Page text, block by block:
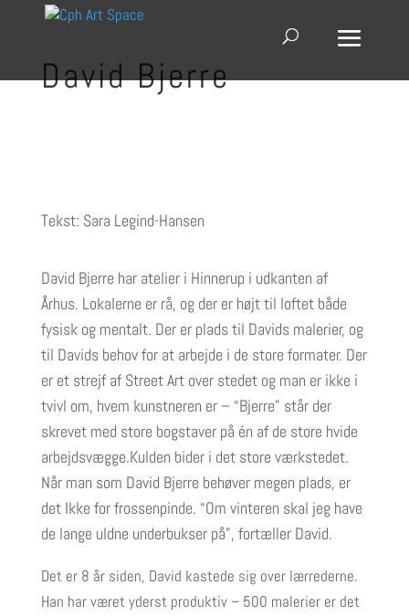
David Bjerre
Tekst: Sara Legind-Hansen
David Bjerre har atelier i Hinnerup i udkanten af
Århus. Lokalerne er rå, og der er højt til loftet både
fysisk og mentalt. Der er plads til Davids malerier, og
til Davids behov for at arbejde i de store formater. Der
er et strejf af Street Art over stedet og man er ikke i
tvivl om, hvem kunstneren er – “Bjerre” står der
skrevet med store bogstaver på én af de store hvide
arbejdsvægge.Kulden bider i det store værkstedet.
Når man som David Bjerre behøver megen plads, er
det Ikke for frossenpinde. “Om vinteren skal jeg have
de lange uldne underbukser på”, fortæller David.
Det er 8 år siden, David kastede sig over lærrederne.
Han har været yderst produktiv – 500 malerier er det